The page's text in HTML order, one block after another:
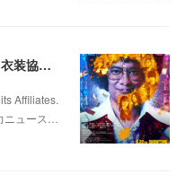
映画「ミステリー・アリーナ」にて衣装協力をさせていただきました！
Affiliates.
ュース…